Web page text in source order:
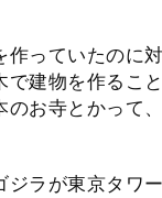
作っていたのに
で建物を作るこ
のお寺とかって
ジラが東京タワ